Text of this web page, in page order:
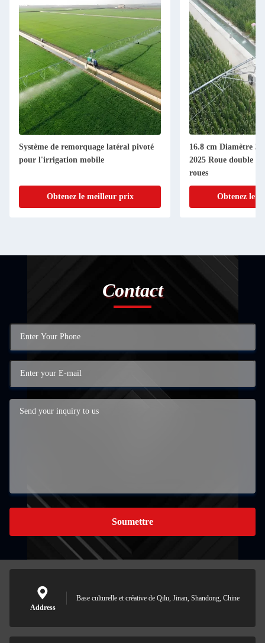
Système de remorquage latéral pivoté
pour l'irrigation mobile
Obtenez le meilleur prix
16.8 cm Diamètre
2025 Roue double
roues
Obtenez le
Contact
Soumettre
Address
Base culturelle et créative de Qilu, Jinan, Shandong, Chine